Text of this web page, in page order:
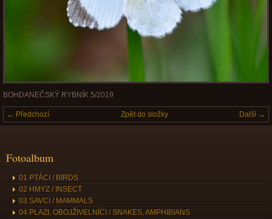
BOHDANEČSKÝ RYBNÍK 5/2019
← Předchozí Další →
Zpět do složky
Fotoalbum
01 PTÁCI / BIRDS
02 HMYZ / INSECT
03 SAVCI / MAMMALS
04 PLAZI, OBOJŽIVELNÍCI / SNAKES, AMPHIBIANS